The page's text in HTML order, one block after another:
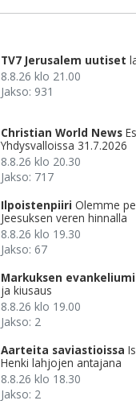
TV7 Jerusalem uutiset
8.8.26 klo 21.00
Jakso: 931
Christian World News
Yhdysvalloissa 31.7.2026
8.8.26 klo 20.30
Jakso: 717
Ilpoistenpiiri Olemme
Jeesuksen veren hinnalla
8.8.26 klo 19.30
Jakso: 67
Markuksen evankeliumi
ja kiusaus
8.8.26 klo 19.00
Jakso: 2
Aarteita saviastioissa
Henki lahjojen antajana
8.8.26 klo 18.30
Jakso: 2